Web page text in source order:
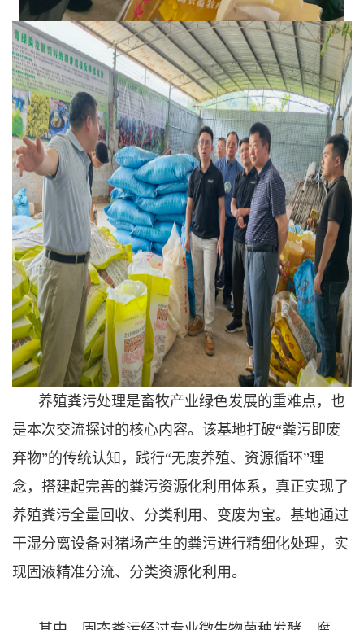
养殖粪污处理是畜牧产业绿色发展的重难点，也
是本次交流探讨的核心内容。该基地打破“粪污即废
弃物”的传统认知，践行“无废养殖、资源循环”理
念，搭建起完善的粪污资源化利用体系，真正实现了
养殖粪污全量回收、分类利用、变废为宝。基地通过
干湿分离设备对猪场产生的粪污进行精细化处理，实
现固液精准分流、分类资源化利用。